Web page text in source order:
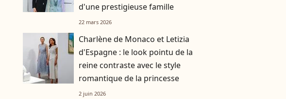
d'une prestigieuse famille
22 mars 2026
Charlène de Monaco et Letizia
d'Espagne : le look pointu de la
reine contraste avec le style
romantique de la princesse
2 juin 2026